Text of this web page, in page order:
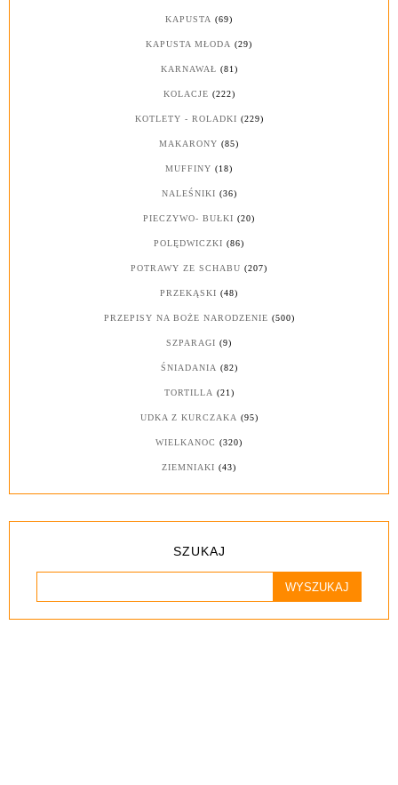
KAPUSTA (69)
KAPUSTA MŁODA (29)
KARNAWAŁ (81)
KOLACJE (222)
KOTLETY - ROLADKI (229)
MAKARONY (85)
MUFFINY (18)
NALEŚNIKI (36)
PIECZYWO- BUŁKI (20)
POLĘDWICZKI (86)
POTRAWY ZE SCHABU (207)
PRZEKĄSKI (48)
PRZEPISY NA BOŻE NARODZENIE (500)
SZPARAGI (9)
ŚNIADANIA (82)
TORTILLA (21)
UDKA Z KURCZAKA (95)
WIELKANOC (320)
ZIEMNIAKI (43)
SZUKAJ